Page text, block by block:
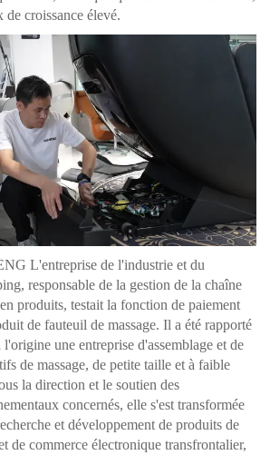
de croissance élevé.
L'entreprise de l'industrie et du
responsable de la gestion de la chaîne
produits, testait la fonction de paiement
de fauteuil de massage. Il a été rapporté
une entreprise d'assemblage et de
de massage, de petite taille et à faible
la direction et le soutien des
concernés, elle s'est transformée
et développement de produits de
de commerce électronique transfrontalier,